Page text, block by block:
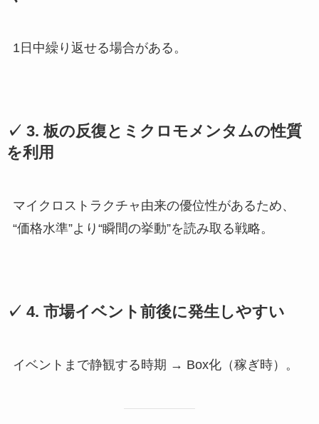
1日中繰り返せる場合がある。
✓ 3. 板の反復とミクロモメンタムの性質
を利用
マイクロストラクチャ由来の優位性があるため、
“価格水準”より“瞬間の挙動”を読み取る戦略。
✓ 4. 市場イベント前後に発生しやすい
イベントまで静観する時期 → Box化（稼ぎ時）。